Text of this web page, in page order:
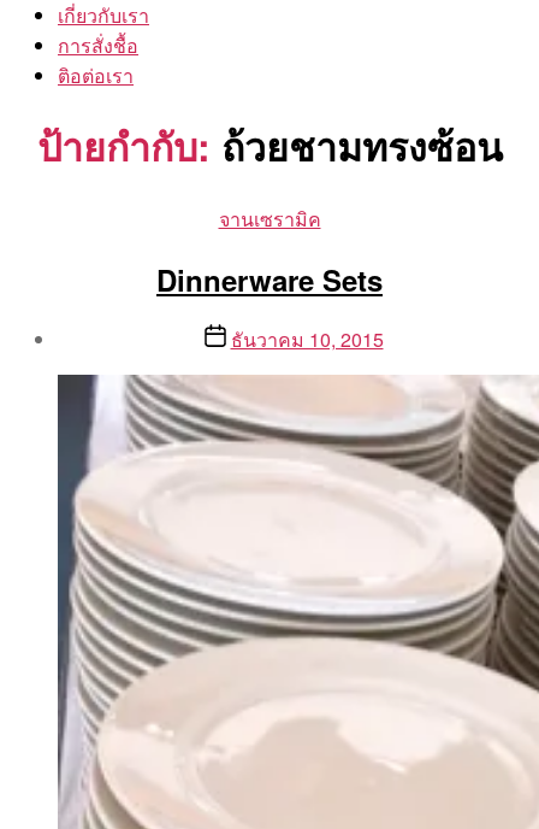
เกี่ยวกับเรา
การสั่งชื้อ
ติอต่อเรา
ป้ายกำกับ: ถ้วยชามทรงซ้อน
Categories
จานเซรามิค
Dinnerware Sets
By
Aea
Postธันวาคม 10, 2015